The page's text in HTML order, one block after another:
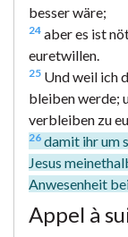
besser wäre;
24 aber es ist
euretwillen.
25 Und weil ich
bleiben werde;
verbleiben zu
26 damit ihr um
Jesus
Anwesenheit
Appel à